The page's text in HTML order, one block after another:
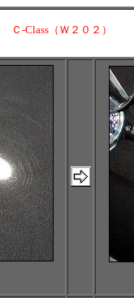
-Class（Ｗ２０２）